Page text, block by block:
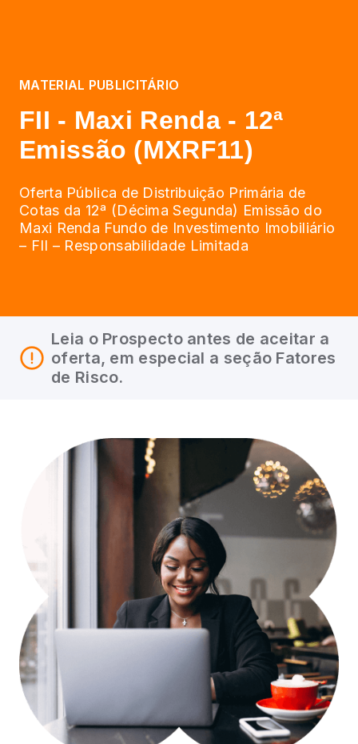
MATERIAL PUBLICITÁRIO
FII - Maxi Renda - 12ª
Emissão (MXRF11)
Oferta Pública de Distribuição Primária de
Cotas da 12ª (Décima Segunda) Emissão do
Maxi Renda Fundo de Investimento Imobiliário
– FII – Responsabilidade Limitada
Leia o Prospecto antes de aceitar a
oferta, em especial a seção Fatores
de Risco.